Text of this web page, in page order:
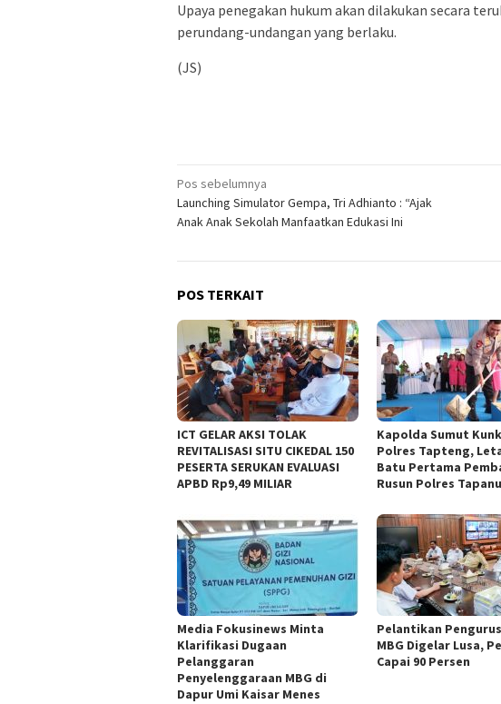
Upaya penegakan hukum akan dilakukan secara
perundang-undangan yang berlaku.
(JS)
Navigasi
pos
Pos sebelumnya
Launching Simulator Gempa, Tri Adhianto : “Ajak
Anak Anak Sekolah Manfaatkan Edukasi Ini
POS TERKAIT
ICT GELAR AKSI TOLAK
REVITALISASI SITU CIKEDAL 150
PESERTA SERUKAN EVALUASI
APBD Rp9,49 MILIAR
Kapolda Sumut
Polres Tapteng,
Batu Pertama
Rusun Polres
Media Fokusinews Minta
Klarifikasi Dugaan
Pelanggaran
Penyelenggaraan MBG di
Dapur Umi Kaisar Menes
Pelantikan
MBG Digelar Lusa,
Capai 90 Persen